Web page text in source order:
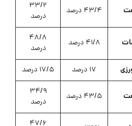
43/4 درصد
33/2
درصد
41/8 درصد
48/8
درصد
17 درصد 17/5 درصد
43/5 درصد
34/9
درصد
47/6